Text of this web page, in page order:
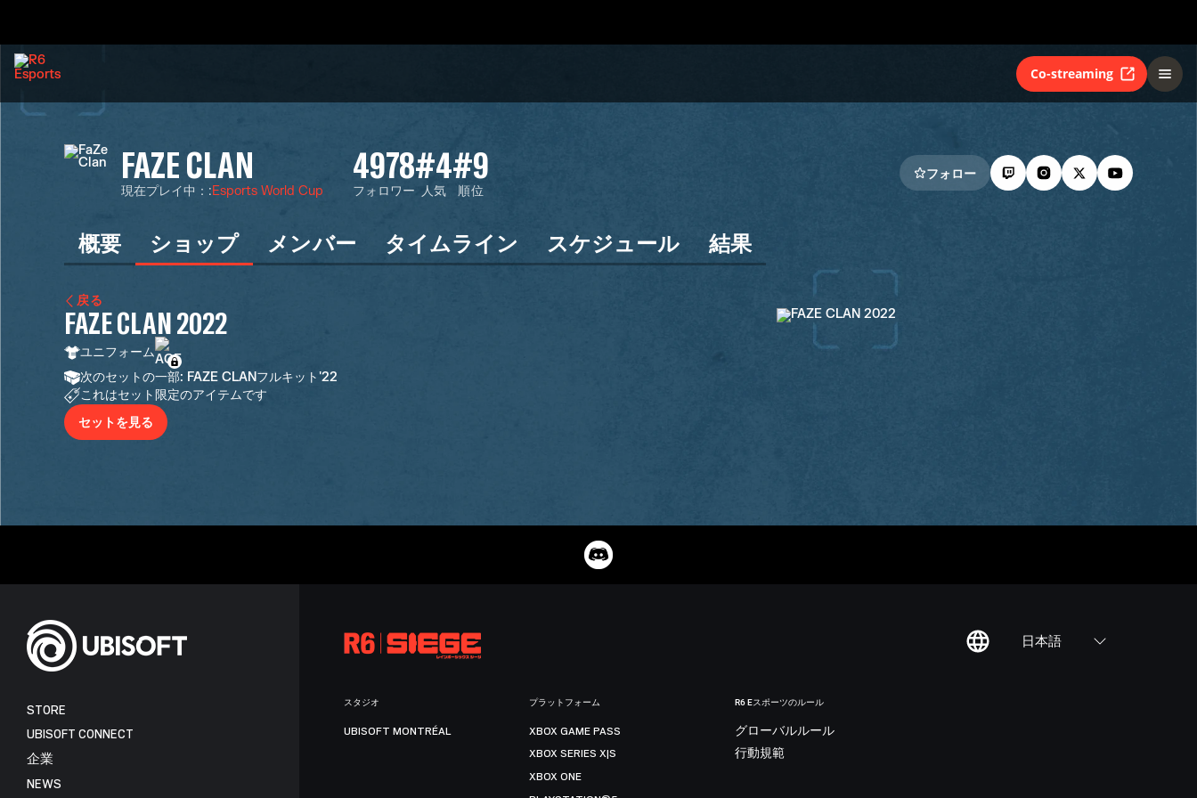
Co-streaming
FAZE CLAN
現在プレイ中： :Esports World Cup
4978
フォロワー
#4
人気
#9
順位
フォロー
概要 ショップ メンバー タイムライン スケジュール 結果
戻る
FAZE CLAN 2022
ユニフォーム
次のセットの一部: FAZE CLANフルキット'22
これはセット限定のアイテムです
セットを見る
日本語
STORE
UBISOFT CONNECT
企業
NEWS
スタジオ
UBISOFT MONTRÉAL
プラットフォーム
XBOX GAME PASS
XBOX SERIES X|S
XBOX ONE
R6 Eスポーツのルール
グローバルルール
行動規範